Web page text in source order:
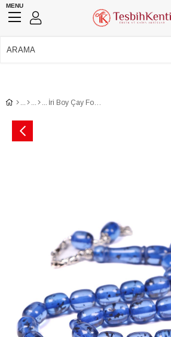
MENU
İri Boy Çay Fosilli Uçak Camı Tesbih 13x11 mm